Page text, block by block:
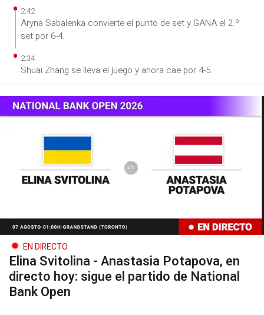
2:42
Aryna Sabalenka convierte el punto de set y GANA el 2.º
set por 6-4.
2:34
Shuai Zhang se lleva el juego y ahora cae por 4-5.
EN DIRECTO
Elina Svitolina - Anastasia Potapova, en
directo hoy: sigue el partido de National
Bank Open